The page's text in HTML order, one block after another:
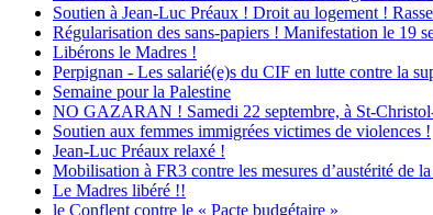
Soutien à Jean-Luc Préaux ! Droit au logement !
Régularisation des sans-papiers ! Manifestation le 19
Libérons le Madres !
Perpignan - Les salarié(e)s du CIF en lutte contre la
Semaine pour la Palestine
NO GAZARAN ! Samedi 22 septembre, à St-
Soutien aux femmes immigrées victimes de violences !
Jean-Luc Préaux relaxé !
Mobilisation à FR3 contre les mesures d’austérité de
Le Madres libéré !!
le Conflent contre le « Pacte budgétaire »